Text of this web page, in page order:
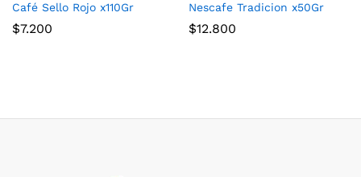
Café Sello Rojo x110Gr
$7.200
Nescafe Tradicion x50Gr
$12.800